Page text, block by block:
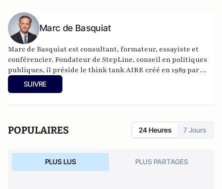
Marc de Basquiat
Marc de Basquiat est consultant, formateur, essayiste et
conférencier. Fondateur de StepLine, conseil en politiques
publiques, il préside le think tank AIRE créé en 1989 par
Henri Guitton
et intervient comme expert GenerationLibre.
Il est diplômé de Centrale-Supélec, d'ESCP Europe et
SUIVRE
POPULAIRES 24 Heures 7 Jours
PLUS LUS PLUS PARTAGES